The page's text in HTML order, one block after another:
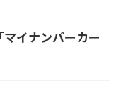
イナンバーカー